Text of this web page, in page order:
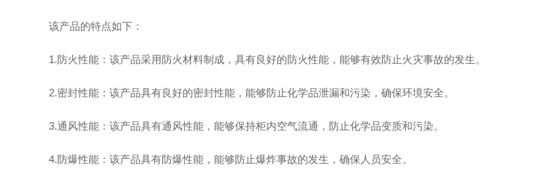
该产品的特点如下：
1.防火性能：该产品采用防火材料制成，具有良好的防火性能，能够有效防止火灾事故的发生。
2.密封性能：该产品具有良好的密封性能，能够防止化学品泄漏和污染，确保环境安全。
3.通风性能：该产品具有通风性能，能够保持柜内空气流通，防止化学品变质和污染。
4.防爆性能：该产品具有防爆性能，能够防止爆炸事故的发生，确保人员安全。